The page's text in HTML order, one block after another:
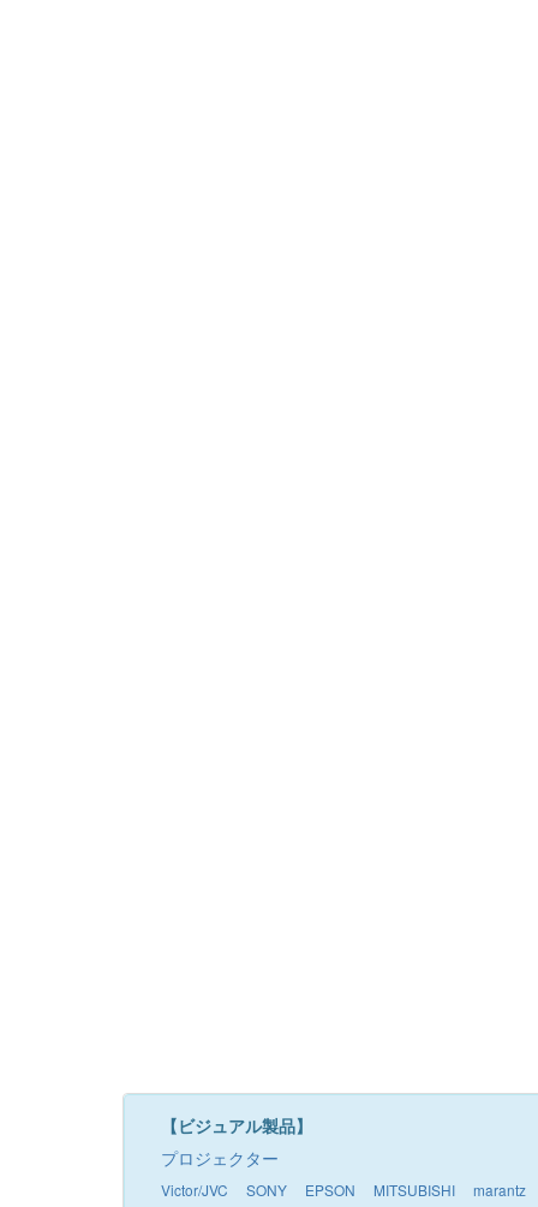
【ビジュアル製品】
プロジェクター
Victor/JVC SONY EPSON MITSUBISHI marantz